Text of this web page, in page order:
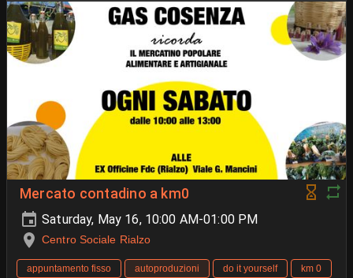
Mercato contadino a km0
Saturday, May 16, 10:00 AM-01:00 PM
Centro Sociale Rialzo
appuntamento fisso autoproduzioni do it yourself km 0